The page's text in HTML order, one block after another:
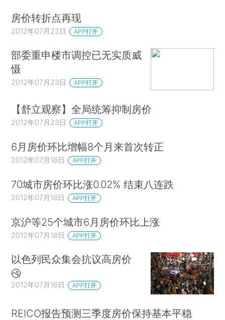
房价转折点再现
2012年07月23日 APP打开
部委重申楼市调控已无实质威
慑
2012年07月23日 APP打开
【舒立观察】全局统筹抑制房价
2012年07月23日 APP打开
6月房价环比增幅8个月来首次转正
2012年07月18日 APP打开
70城市房价环比涨0.02% 结束八连跌
2012年07月18日 APP打开
京沪等25个城市6月房价环比上涨
2012年07月18日 APP打开
以色列民众集会抗议高房价
2012年07月16日 APP打开
REICO报告预测三季度房价保持基本平稳